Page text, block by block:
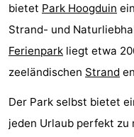
Rundfahrten
-
Indoor-
-
bietet Park Hoogduin
Strand- und
Ferienpark liegt etwa
zeeländischen Strand
Der Park selbst bietet
jeden Urlaub perfekt zu